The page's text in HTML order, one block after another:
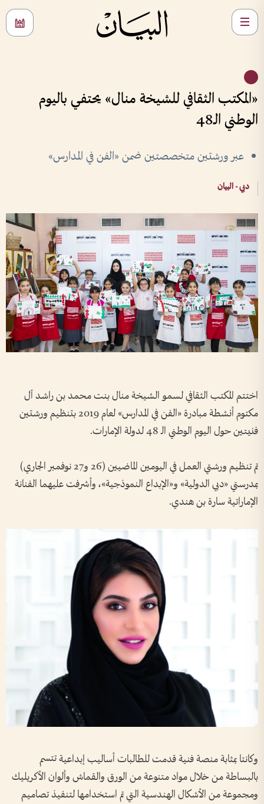
«المكتب الثقافي للشيخة منال» يحتفي باليوم
الوطني الـ48
عبر ورشتين متخصصتين ضمن «الفن في المدارس»
دبي - البيان
اختتم المكتب الثقافي لسمو الشيخة منال بنت محمد بن راشد آل
مكتوم أنشطة مبادرة «الفن في المدارس» لعام 2019 بتنظيم ورشتين
فنيتين حول اليوم الوطني الـ 48 لدولة الإمارات.
تم تنظيم ورشتي العمل في اليومين الماضيين (26 و27 نوفمبر الجاري)
بمدرستي «دبي الدولية» و«الإبداع النموذجية»، وأشرفت عليهما الفنانة
الإماراتية سارة بن هندي.
وكانتا بمثابة منصة فنية قدمت للطالبات أساليب إبداعية تتسم
بالبساطة من خلال مواد متنوعة من الورق والقماش وألوان الأكريليك
ومجموعة من الأشكال الهندسية التي تم استخدامها لتنفيذ تصاميم